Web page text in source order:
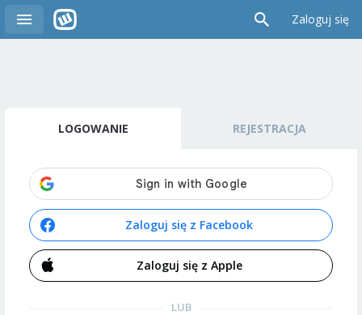
Zaloguj się
LOGOWANIE REJESTRACJA
Zaloguj się z Facebook
Zaloguj się z Apple
LUB